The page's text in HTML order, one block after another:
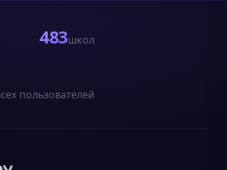
483школ
пользователей